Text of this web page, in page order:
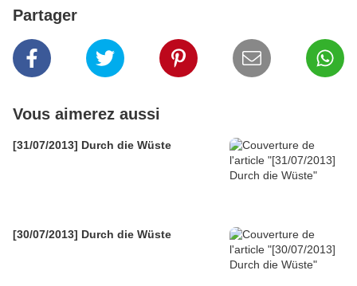
Partager
Vous aimerez aussi
[31/07/2013] Durch die Wüste
[30/07/2013] Durch die Wüste